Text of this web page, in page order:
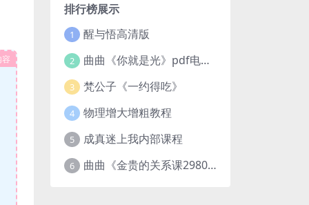
排行榜展示
1 醒与悟高清版
2 曲曲《你就是光》pdf电子版
3 梵公子《一约得吃》
4 物理增大增粗教程
5 成真迷上我内部课程
6 曲曲《金贵的关系课2980》